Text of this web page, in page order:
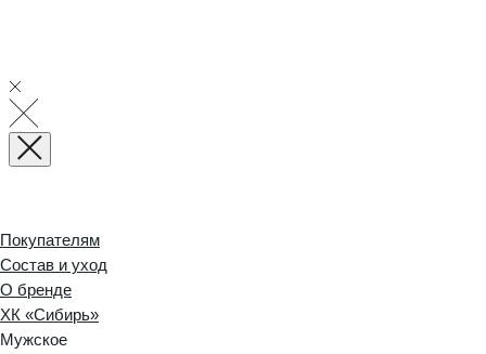
Покупателям
Состав и уход
О бренде
ХК «Сибирь»
Мужское